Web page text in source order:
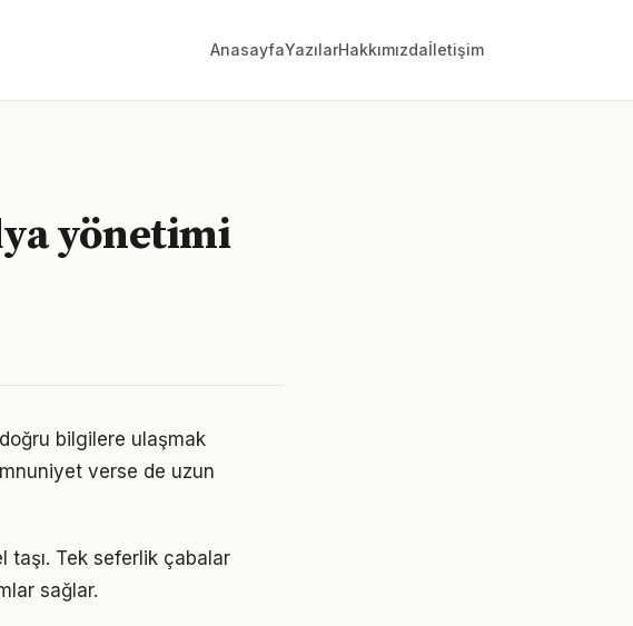
AnasayfaYazılarHakkımızdaİletişim
yönetimi
bilgilere ulaşmak
verse de uzun
taşı. Tek seferlik çabalar
sağlar.